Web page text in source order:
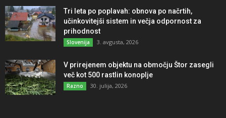
Tri leta po poplavah: obnova po načrtih,
učinkovitejši sistem in večja odpornost za
prihodnost
Slovenija 3. avgusta, 2026
V prirejenem objektu na območju Štor zasegli
več kot 500 rastlin konoplje
Razno 30. julija, 2026